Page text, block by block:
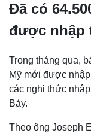
Đã có
được nhập
Trong tháng qua,
Mỹ mới được
các nghi thức
Bảy.
Theo ông Joseph